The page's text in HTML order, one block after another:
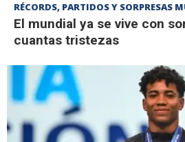
RÉCORDS, PARTIDOS Y SORPRESAS
El mundial ya se vive con
cuantas tristezas